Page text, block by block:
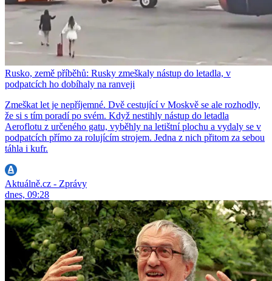
Rusko, země příběhů: Rusky zmeškaly nástup do letadla, v
podpatcích ho dobíhaly na ranveji
Zmeškat let je nepříjemné. Dvě cestující v Moskvě se ale rozhodly,
že si s tím poradí po svém. Když nestihly nástup do letadla
Aeroflotu z určeného gatu, vyběhly na letištní plochu a vydaly se v
podpatcích přímo za rolujícím strojem. Jedna z nich přitom za sebou
táhla i kufr.
Aktuálně.cz - Zprávy
dnes, 09:28